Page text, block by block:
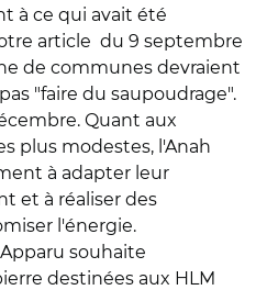
à ce qui avait été
article du 9 septembre
de communes devraient
"faire du saupoudrage".
Quant aux
plus modestes, l'Anah
à adapter leur
et à réaliser des
l'énergie.
souhaite
destinées aux HLM